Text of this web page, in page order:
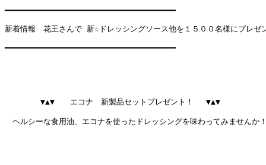
━━━━━━━━━━━━━━━━━━━━━━━━━━━━━━━━━━━━
新着情報　花王さんで 新☆ドレッシングソース他を１５００名様にプレゼ
━━━━━━━━━━━━━━━━━━━━━━━━━━━━━━━━━━━━
▼▲▼　　エコナ　新製品セットプレゼント！　 ▼▲▼
ヘルシーな食用油、エコナを使ったドレッシングを味わってみませんか